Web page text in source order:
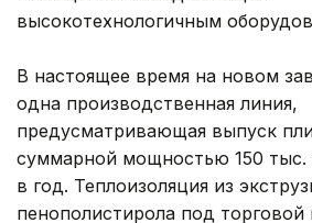
высокотехнологичным
В настоящее время на новом
одна производственная линия,
предусматривающая выпуск
суммарной мощностью 150 тыс.
в год. Теплоизоляция из
пенополистирола под торговой